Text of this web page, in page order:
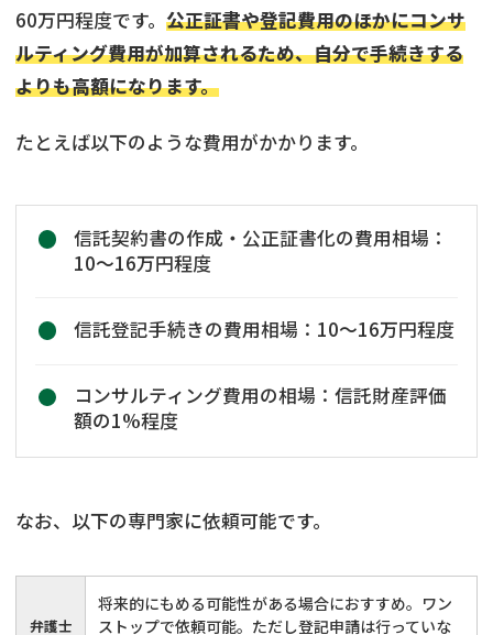
60万円程度です。 公正証書や登記費用のほかにコンサ
ルティング費用が加算されるため、自分で手続きする
よりも高額になります。
たとえば以下のような費用がかかります。
信託契約書の作成・公正証書化の費用相場：
10〜16万円程度
信託登記手続きの費用相場：10〜16万円程度
コンサルティング費用の相場：信託財産評価
額の1%程度
なお、以下の専門家に依頼可能です。
弁護士
将来的にもめる可能性がある場合におすすめ。ワン
ストップで依頼可能。ただし登記申請は行っていな